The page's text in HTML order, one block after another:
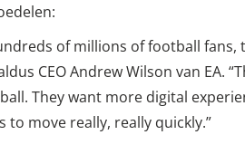
of millions of football
CEO Andrew Wilson van EA.
They want more digital
move really, really quickly.”